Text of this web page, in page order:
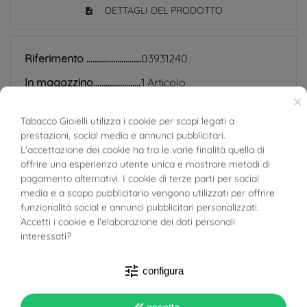
DETTAGLI DEL PRODOTTO
Riferimento
03931240
In magazzino
1 Articolo
Peso 2.8g
Totale Carati
Diamanti Centrali GIA: 0.
26ct e 0.27ct
Diamanti contornati: 0.13
ct
G
VS1
×
Tabacco Gioielli utilizza i cookie per scopi legati a
prestazioni, social media e annunci pubblicitari.
L'accettazione dei cookie ha tra le varie finalità quella di
offrire una esperienza utente unica e mostrare metodi di
pagamento alternativi. I cookie di terze parti per social
media e a scopo pubblicitario vengono utilizzati per offrire
funzionalità social e annunci pubblicitari personalizzati.
Accetti i cookie e l'elaborazione dei dati personali
interessati?
tune configura